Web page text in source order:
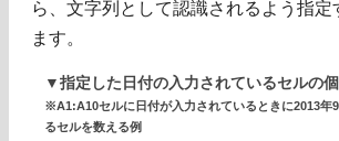
ら、文字列として認識されるよう指定
ます。
▼指定した日付の入力されているセルの
※A1:A10セルに日付が入力されているときに2013年
るセルを数える例